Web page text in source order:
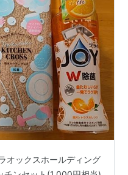
ックスホールディング